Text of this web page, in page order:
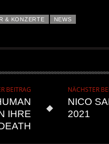
& KONZERTE
NEWS
BEITRAG
IHRE
NÄCHSTER
NICO
2021